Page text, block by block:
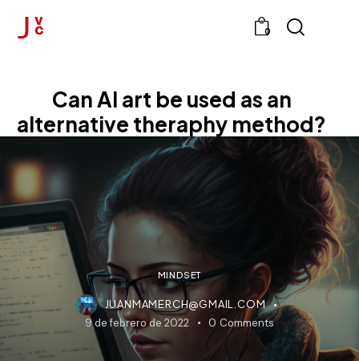
0
Can AI art be used as an
alternative theraphy method?
MINDSET
JUANMAMERCH@GMAIL.COM
9 de febrero de 2022 0 Comments